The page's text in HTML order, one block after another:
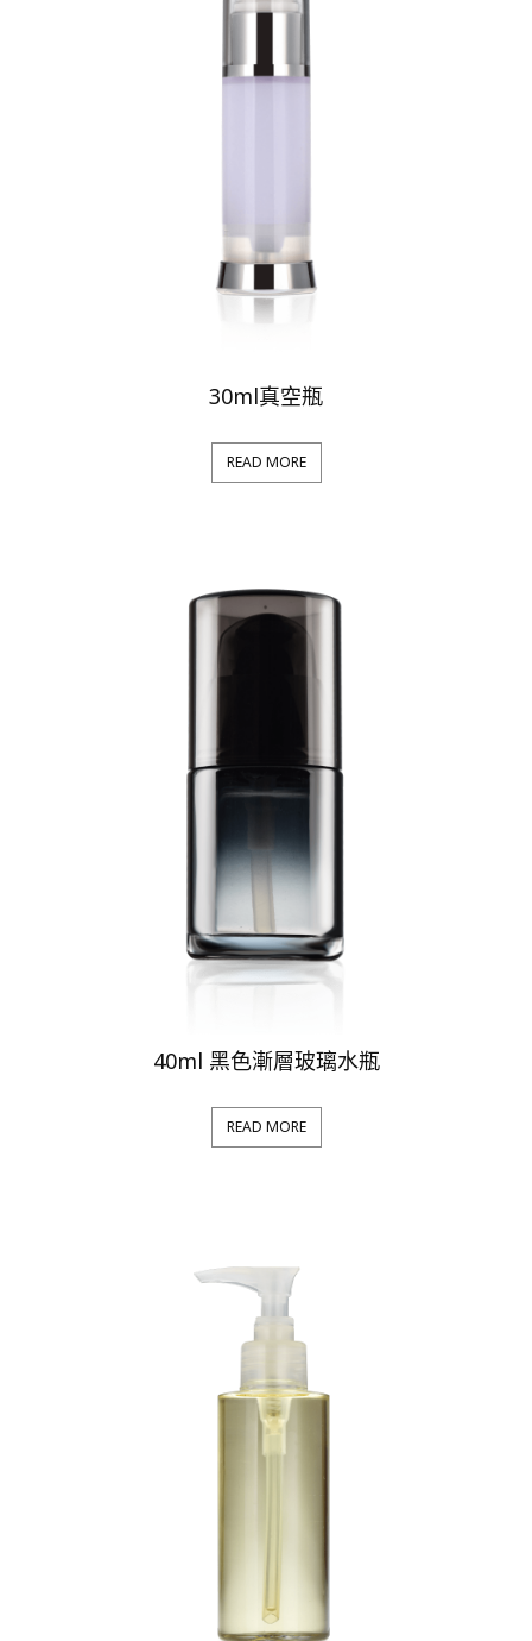
30ml真空瓶
READ MORE
40ml 黑色漸層玻璃水瓶
READ MORE